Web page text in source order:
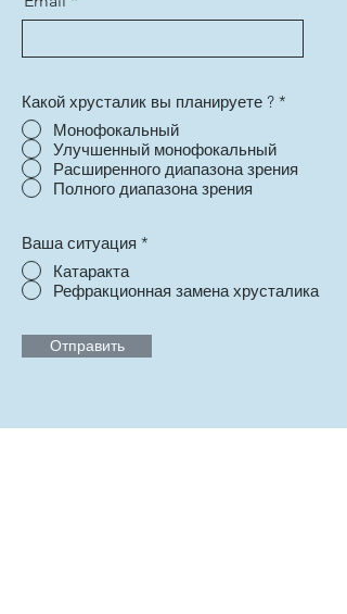
Какой хрусталик вы планируете ? *
Монофокальный
Улучшенный монофокальный
Расширенного диапазона зрения
Полного диапазона зрения
Ваша ситуация *
Катаракта
Рефракционная замена хрусталика
Отправить